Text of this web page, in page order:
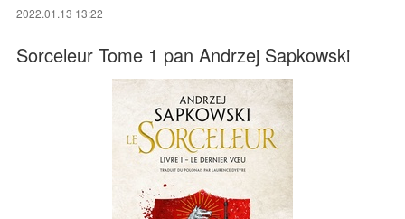
2022.01.13 13:22
Sorceleur Tome 1 pan Andrzej Sapkowski